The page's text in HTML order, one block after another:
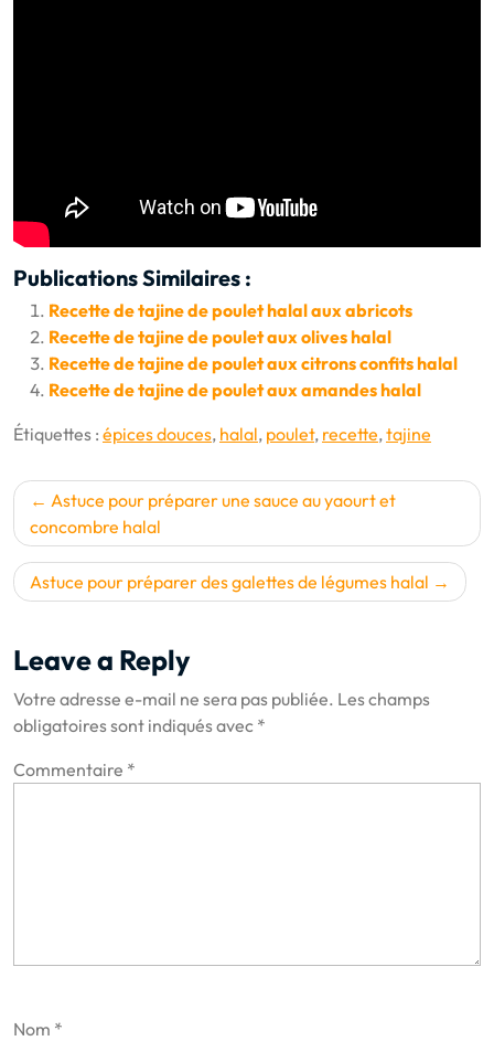
Publications Similaires :
Recette de tajine de poulet halal aux abricots
Recette de tajine de poulet aux olives halal
Recette de tajine de poulet aux citrons confits halal
Recette de tajine de poulet aux amandes halal
Étiquettes : épices douces, halal, poulet, recette, tajine
Navigation
de
l’article
Astuce pour préparer une sauce au yaourt et
concombre halal
Astuce pour préparer des galettes de légumes halal
Leave a Reply
Votre adresse e-mail ne sera pas publiée. Les champs
obligatoires sont indiqués avec *
Commentaire *
Nom *